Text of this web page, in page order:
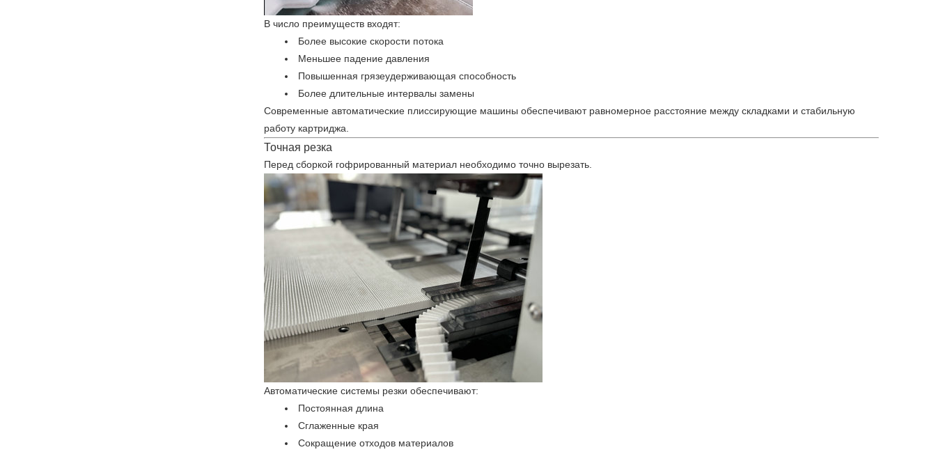
В число преимуществ входят:
Более высокие скорости потока
Меньшее падение давления
Повышенная грязеудерживающая способность
Более длительные интервалы замены
Современные автоматические плиссирующие машины обеспечивают равномерное расстояние между складками и стабильную
работу картриджа.
Точная резка
Перед сборкой гофрированный материал необходимо точно вырезать.
Автоматические системы резки обеспечивают:
Постоянная длина
Сглаженные края
Сокращение отходов материалов